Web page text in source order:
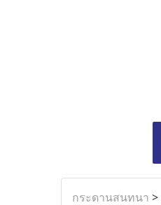
กระดานสนทนา >